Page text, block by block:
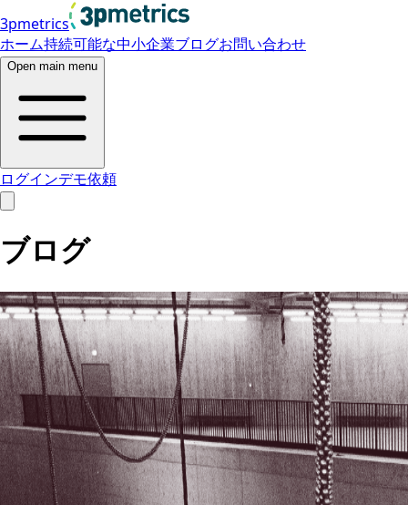
3pmetrics
ホーム持続可能な中小企業ブログお問い合わせ
Open main menu
ログインデモ依頼
ブログ